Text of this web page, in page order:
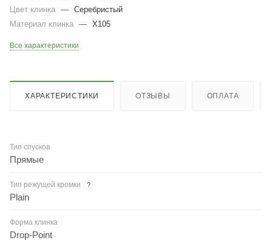
Цвет клинка — Серебристый
Материал клинка — X105
Все характеристики
ХАРАКТЕРИСТИКИ ОТЗЫВЫ ОПЛАТА
Тип спусков
Прямые
Тип режущей кромки ?
Plain
Форма клинка
Drop-Point